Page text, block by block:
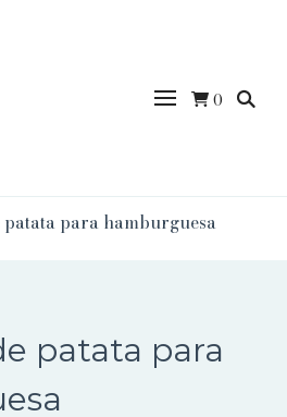
puredepalabras 0
para hamburguesa
patata para